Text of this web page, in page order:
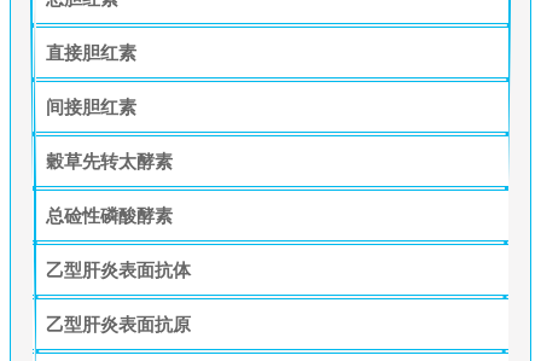
直接胆红素
间接胆红素
穀草先转太酵素
总硷性磷酸酵素
乙型肝炎表面抗体
乙型肝炎表面抗原